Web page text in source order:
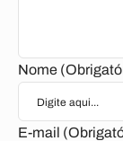
Nome
E-mail